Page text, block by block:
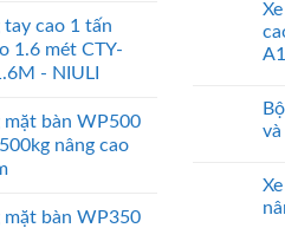
tay cao 1 tấn
1.6 mét CTY-
- NIULI
mặt bàn WP500
nâng cao
mặt bàn WP350
và